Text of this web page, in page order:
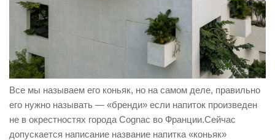
Все мы называем его коньяк, но на самом деле, правильно
его нужно называть — «бренди» если напиток произведен
не в окрестностях города Cognac во Франции.Сейчас
допускается написание название напитка «коньяк»